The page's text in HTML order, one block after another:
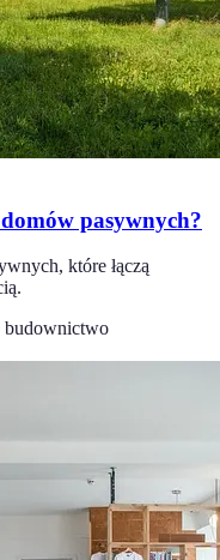
pasywnych?
które łączą
budownictwo